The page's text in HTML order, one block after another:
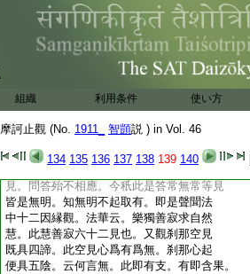
組織 利用条件 使い方
摩訶止觀 (No. 1911_ 智顗説 ) in Vol. 46
134 135 136 137 138 139 140
見中能動能出。若不爾者不見四眞諦。是
故久流轉生死大苦海。若能見四諦則得
斷生死。生有既盡已更不受諸有。即此意
也。次明空見生支佛者。空見非空。妄謂是
空顛倒分別。倒即是無明。無明故取著空
見。若知無明何所取著。若知無明不起
取有畢故不造新。不造新不起取有。畢
故是不起無明。若無無明則成智明。故
有智慧時則無煩惱。無煩惱時則無明滅。
無明滅則諸行滅。乃至老死滅。中論云。云何
見。問答殆不相應。今秖此是答常無常等見
皆是無明。知無明不起取有。即是聲聞法
中十二因縁觀。法華云。樂獨善寂求自然
慧。此慧善寂六十二見也。又觀刹那空見
既具四諦。此空見心爲有爲無。刹那心起
便具五陰。云何言無。此即有支。有即含果。